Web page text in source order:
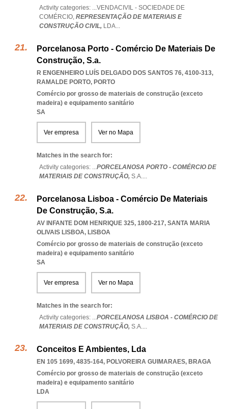
Activity categories: ...VENDACIVIL - SOCIEDADE DE
COMÉRCIO, REPRESENTAÇÃO DE MATERIAIS E
CONSTRUÇÃO CIVIL, LDA...
Porcelanosa Porto - Comércio De Materiais De
Construção, S.a.
R ENGENHEIRO LUÍS DELGADO DOS SANTOS 76, 4100-313,
RAMALDE PORTO, PORTO
Comércio por grosso de materiais de construção (exceto
madeira) e equipamento sanitário
SA
Ver empresa Ver no Mapa
Matches in the search for:
Activity categories: ...PORCELANOSA PORTO - COMÉRCIO DE
MATERIAIS DE CONSTRUÇÃO, S.A....
Porcelanosa Lisboa - Comércio De Materiais
De Construção, S.a.
AV INFANTE DOM HENRIQUE 325, 1800-217, SANTA MARIA
OLIVAIS LISBOA, LISBOA
Comércio por grosso de materiais de construção (exceto
madeira) e equipamento sanitário
SA
Ver empresa Ver no Mapa
Matches in the search for:
Activity categories: ...PORCELANOSA LISBOA - COMÉRCIO DE
MATERIAIS DE CONSTRUÇÃO, S.A....
Conceitos E Ambientes, Lda
EN 105 1699, 4835-164, POLVOREIRA GUIMARAES, BRAGA
Comércio por grosso de materiais de construção (exceto
madeira) e equipamento sanitário
LDA